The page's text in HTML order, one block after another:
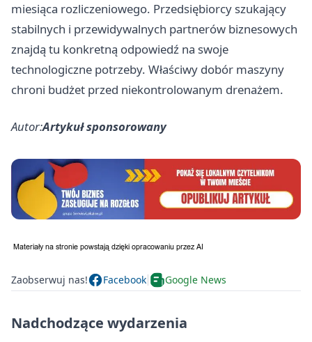
miesiąca rozliczeniowego. Przedsiębiorcy szukający
stabilnych i przewidywalnych partnerów biznesowych
znajdą tu konkretną odpowiedź na swoje
technologiczne potrzeby. Właściwy dobór maszyny
chroni budżet przed niekontrolowanym drenażem.
Autor:Artykuł sponsorowany
Zaobserwuj nas! Facebook Google News
Nadchodzące wydarzenia